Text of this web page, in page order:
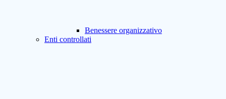
Benessere organizzativo
Enti controllati